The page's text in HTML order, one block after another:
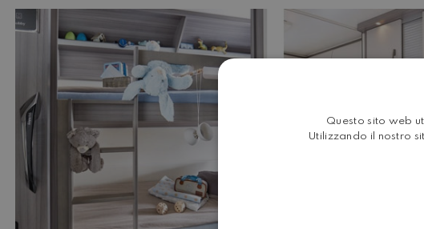
Questo sito web
Utilizzando il nostro